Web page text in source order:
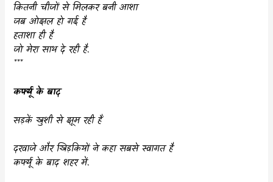
कितनी चीजों से मिलकर बनी आशा
जब ओझल हो गई है
हताशा ही है
जो मेरा साथ दे रही है.
***
कर्फ्यू के बाद
सड़कें खुशी से झूम रही हैं
दरवाजे और खिड़कियों ने कहा सबसे स्वागत है
कर्फ्यू के बाद शहर में.